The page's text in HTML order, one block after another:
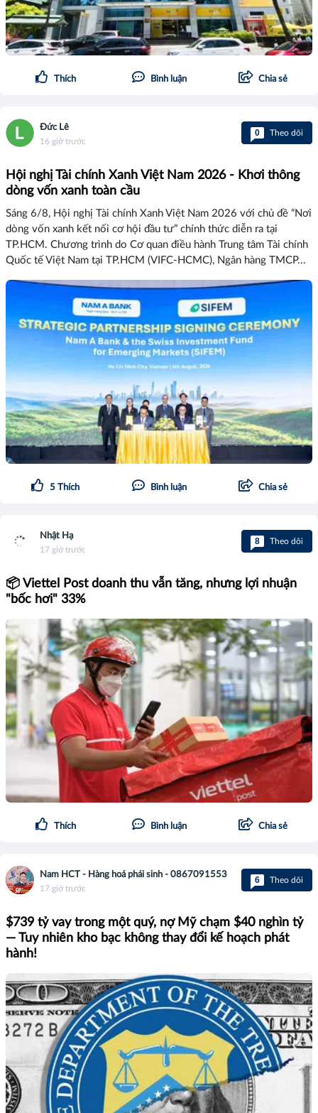
Thích Bình luận Chia sẻ
Đức Lê
16 giờ trước
0 Theo dõi
Hội nghị Tài chính Xanh Việt Nam 2026 - Khơi thông
dòng vốn xanh toàn cầu
Sáng 6/8, Hội nghị Tài chính Xanh Việt Nam 2026 với chủ đề “Nơi
dòng vốn xanh kết nối cơ hội đầu tư” chính thức diễn ra tại
TP.HCM. Chương trình do Cơ quan điều hành Trung tâm Tài chính
Quốc tế Việt Nam tại TP.HCM (VIFC-HCMC), Ngân hàng TMCP...
5 Thích Bình luận Chia sẻ
Nhật Hạ
17 giờ trước
8 Theo dõi
📦 Viettel Post doanh thu vẫn tăng, nhưng lợi nhuận
"bốc hơi" 33%
Thích Bình luận Chia sẻ
Nam HCT - Hàng hoá phái sinh - 0867091553
17 giờ trước
6 Theo dõi
$739 tỷ vay trong một quý, nợ Mỹ chạm $40 nghìn tỷ
— Tuy nhiên kho bạc không thay đổi kế hoạch phát
hành!